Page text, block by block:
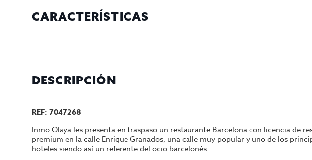
CARACTERÍSTICAS
DESCRIPCIÓN
REF: 7047268
Inmo Olaya les presenta en traspaso un restaurante Barcelona con licencia de
premium en la calle Enrique Granados, una calle muy popular y uno de los
hoteles siendo así un referente del ocio barcelonés.